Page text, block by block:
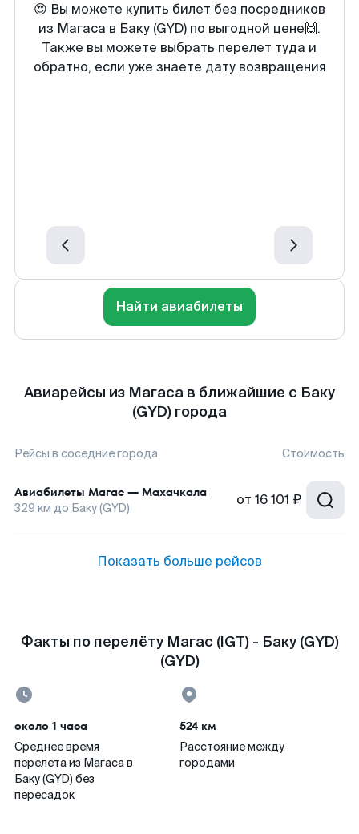
😍 Вы можете купить билет без посредников
из Магаса в Баку (GYD) по выгодной цене🙌.
Также вы можете выбрать перелет туда и
обратно, если уже знаете дату возвращения
Найти авиабилеты
Авиарейсы из Магаса в ближайшие с Баку
(GYD) города
Рейсы в соседние города Стоимость
Авиабилеты Магас — Махачкала
329 км до Баку (GYD) от 16 101 ₽
Показать больше рейсов
Факты по перелёту Магас (IGT) - Баку (GYD)
(GYD)
около 1 часа
Среднее время
перелета из Магаса в
Баку (GYD) без
пересадок
524 км
Расстояние между
городами